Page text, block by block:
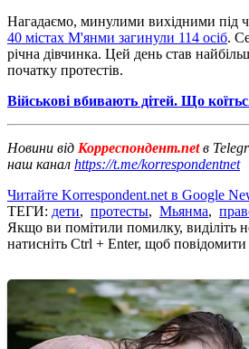
Нагадаємо, минулими вихідними під
40 містах М'янми загинули 114 осіб.
річна дівчинка. Цей день став
початку протестів.
Військові вбивають дітей. Що
Новини від Корреспондент.netв
наш канал https://t.me/korrespondentnet
Читайте Korrespondent.net в Google
ТЕГИ: дети, протесты, Мьянма,
Якщо ви помітили помилку, виділіть
натисніть Ctrl + Enter, щоб